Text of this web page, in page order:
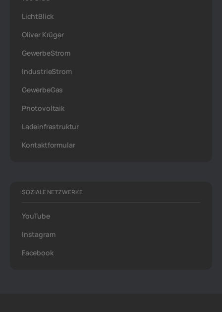
LichtBlick
Oliver Krüger
GewerbeStrom
IndustrieStrom
GewerbeGas
Photovoltaik
Ladeinfrastruktur
Kontaktformular
SOZIALE NETZWERKE
YouTube
Instagram
Facebook